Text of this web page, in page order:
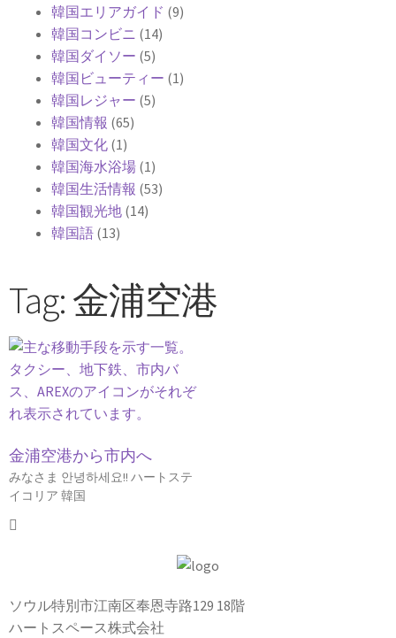
韓国エリアガイド (9)
韓国コンビニ (14)
韓国ダイソー (5)
韓国ビューティー (1)
韓国レジャー (5)
韓国情報 (65)
韓国文化 (1)
韓国海水浴場 (1)
韓国生活情報 (53)
韓国観光地 (14)
韓国語 (13)
Tag: 金浦空港
金浦空港から市内へ
みなさま 안녕하세요!! ハートステ
イコリア 韓国
ソウル特別市江南区奉恩寺路129 18階
ハートスペース株式会社